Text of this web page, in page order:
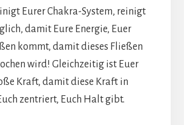
Eurer Chakra-System, reinigt
damit Eure Energie, Euer
kommt, damit dieses Fließen
wird! Gleichzeitig ist Euer
Kraft, damit diese Kraft in
zentriert, Euch Halt gibt.